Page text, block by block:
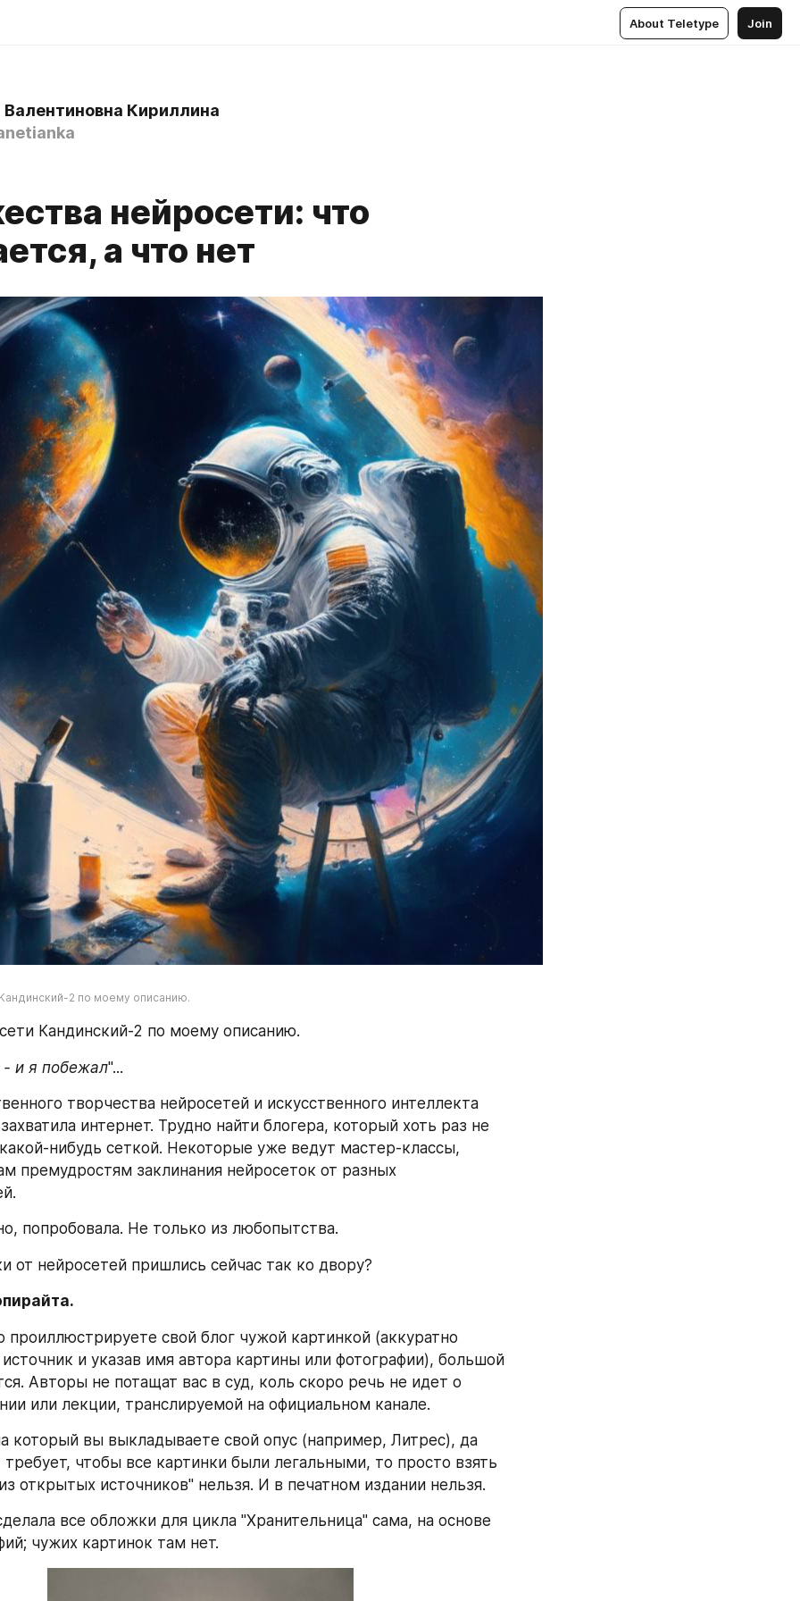
About Teletype Join
Кириллина
нейросети: что
а что нет
2 по моему описанию.
Кандинский-2 по моему описанию.
и я побежал"...
творчества нейросетей и искусственного интеллекта
интернет. Трудно найти блогера, который хоть раз не
нибудь сеткой. Некоторые уже ведут мастер-классы,
премудростям заклинания нейросеток от разных
попробовала. Не только из любопытства.
от нейросетей пришлись сейчас так ко двору?
проиллюстрируете свой блог чужой картинкой (аккуратно
и указав имя автора картины или фотографии), большой
Авторы не потащат вас в суд, коль скоро речь не идет о
или лекции, транслируемой на официальном канале.
который вы выкладываете свой опус (например, Литрес), да
чтобы все картинки были легальными, то просто взять
открытых источников" нельзя. И в печатном издании нельзя.
все обложки для цикла "Хранительница" сама, на основе
чужих картинок там нет.